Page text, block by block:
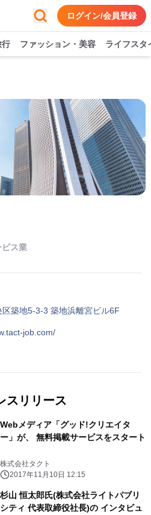
ログイン/会員登録
行 ファッション・美容 ライフスタ
ビス業
区築地5-3-3 築地浜離宮ビル6F
job.com/
スリリース
Webメディア「グッド!クリエイタ
ー」が、 無料掲載サービスをスタート
株式会社タクト
2017年11月10日 12:15
杉山 恒太郎氏(株式会社ライトパブリ
シティ 代表取締役社長)の インタビュ